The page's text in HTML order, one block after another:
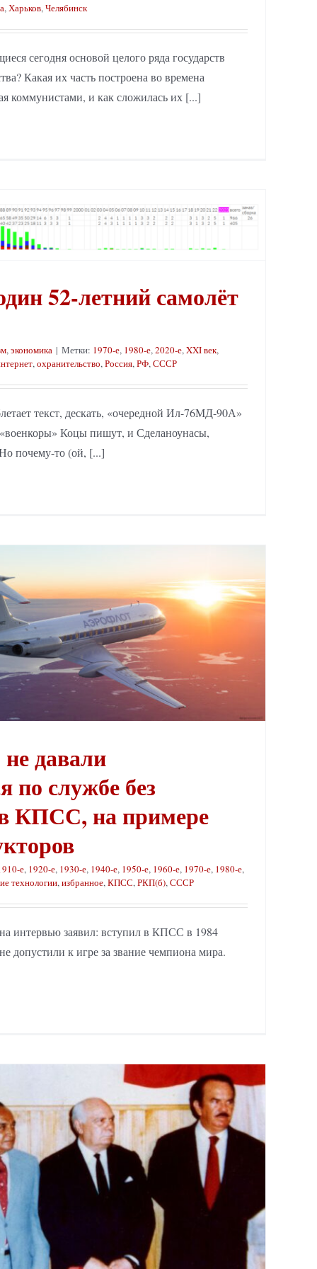
,Харьков,Челябинск
сегодня основой целого ряда государств
Какая их часть построена во времена
коммунистами, и как сложилась их [...]
52-летний самолёт
,экономика | Метки: 1970-е, 1980-е,2020-е,XXI век,
,охранительство,Россия,РФ,СССР
текст, дескать, «очередной Ил-76МД-90А»
Коцы пишут, и Сделаноунасы,
почему-то (ой, [...]
давали
по службе без
КПСС, на примере
е, 1920-е, 1930-е, 1940-е, 1950-е, 1960-е, 1970-е, 1980-е,
технологии, избранное, КПСС, РКП(б), СССР
интервью заявил: вступил в КПСС в 1984
допустили к игре за звание чемпиона мира.